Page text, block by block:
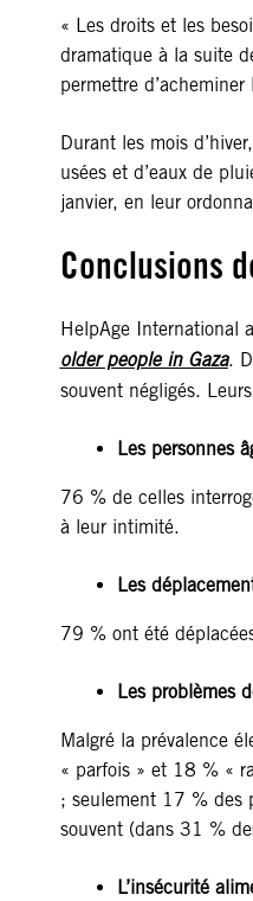
« Les droits et les
dramatique à la suite
permettre
Durant les mois
usées et d’eaux de
janvier, en leur
Conclusions
HelpAge International
older people in Gaza.
souvent négligés.
Les personnes
76 % de celles
à leur intimité.
Les
79 % ont été
Les problèmes
Malgré la prévalence
« parfois » et 18 % «
; seulement 17 % des
souvent (dans 31 %
L’insécurité